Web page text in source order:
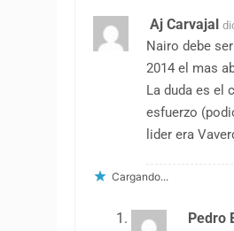
Aj Carvajal
Nairo debe
2014 el mas
La duda es el
esfuerzo
lider era
Cargando...
Pedro